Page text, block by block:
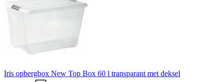
Iris opbergbox New Top Box 60 l transparant met deksel